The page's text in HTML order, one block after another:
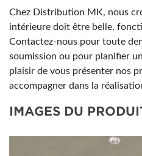
Chez Distribution MK, nous
intérieure doit être belle,
Contactez-nous pour toute
soumission ou pour planifier
plaisir de vous présenter nos
accompagner dans la
IMAGES DU